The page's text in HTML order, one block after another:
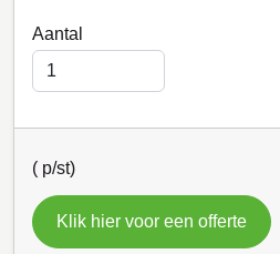
Aantal
( p/st)
Klik hier voor een offerte